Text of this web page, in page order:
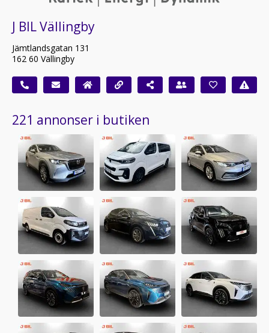
J BIL Vällingby
Jämtlandsgatan 131
162 60 Vällingby
221 annonser i butiken